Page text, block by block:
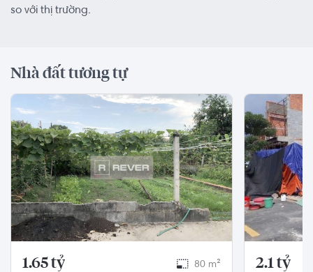
so với thị trường.
Nhà đất tương tự
1.65 tỷ 80 m² 2.1 tỷ